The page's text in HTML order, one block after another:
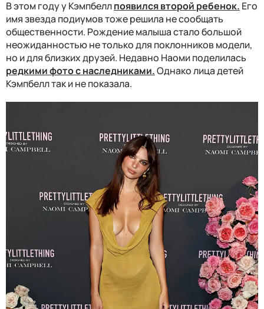
В этом году у Кэмпбеллпоявился второй ребенок. Его
имя звезда подиумов тоже решила не сообщать
общественности. Рождение малыша стало большой
неожиданностью не только для поклонников модели,
но и для близких друзей. Недавно Наоми поделилась
редкими фото с наследниками.Однако лица детей
Кэмпбелл так и не показала.